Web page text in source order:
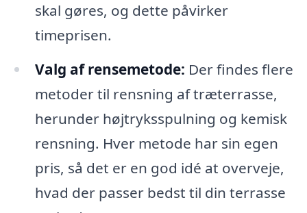
skal gøres, og dette påvirker
timeprisen.
Valg af rensemetode: Der findes flere
metoder til rensning af træterrasse,
herunder højtryksspulning og kemisk
rensning. Hver metode har sin egen
pris, så det er en god idé at overveje,
hvad der passer bedst til din terrasse